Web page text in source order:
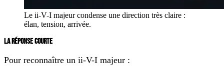
Le ii-V-I majeur condense une direction très claire :
élan, tension, arrivée.
LA RÉPONSE COURTE
Pour reconnaître un ii-V-I majeur :